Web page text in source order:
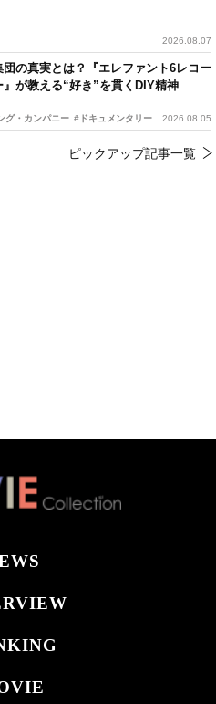
2026.08.07
の真実とは？『エレファント6レコー
が教える“好き”を貫くDIY精神
グ・カンパニー #ドキュメンタリー 2026.08.05
ピックアップ記事一覧